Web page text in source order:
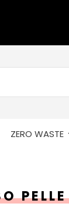
ZERO WASTE